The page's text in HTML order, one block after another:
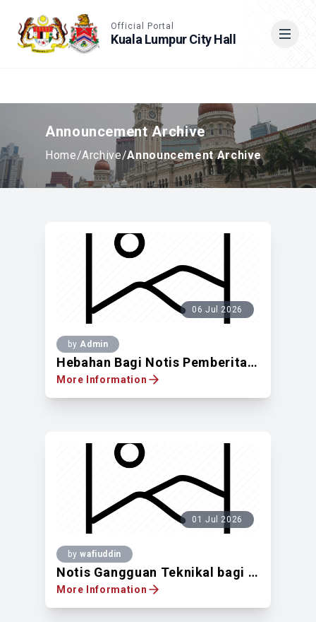
Official Portal
Kuala Lumpur City Hall
Cari
Announcement Archive
Home/Archive/Announcement Archive
06 Jul 2026
by Admin
Hebahan Bagi Notis Pemberitahuan Untuk Mendapatkan Pandangan Pemilik Tanah Berdaftar Di Atas Lot Pt 2615, Jalan Uthant, Mukim Kuala Lumpur, WPKL
More Information
01 Jul 2026
by wafiuddin
Notis Gangguan Teknikal bagi Aplikasi GOKL
More Information